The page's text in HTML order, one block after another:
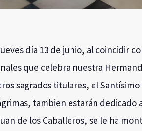
día 13 de junio, al coincidir
que celebra nuestra
sagrados titulares, el
tambien estarán dedicado
de los Caballeros, se le ha